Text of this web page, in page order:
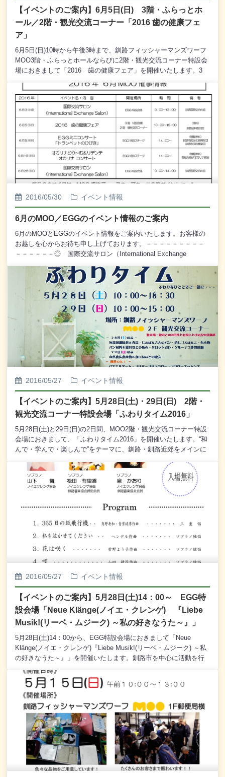
【イベントのご案内】6月5日(日) 3階・ふらっとホ
ール／2階・観光交流コーナー「2016 歯の健康フェ
ア」
6月5日(日)10時から午後3時まで、釧路フィッシャーマンズワーフ
MOO3階・ふらっとホールならびに2階・観光交流コーナー特設会
場におきまして「2016 歯の健康フェア」を開催いたします。3
導、フッ素塗布、歯科ドック、プラーク検診などの各コーナーを
設置し、全て無料でご利用いただくことができます。また、2階・
観光交流コーナー特設会場におきましては、「小学生の歯と口に
関する図画・ポスター展示」を行います。なお、12時40分からは
「パネルシアター」を、午後1時からは「ポスターコンクールの表
彰式」を行います。毎年6月4日から10日までは「歯と口の健康週
間」となっております。どうぞこの機会に「2016 歯の健康フェ
ア」をご利用くださいませ。皆様のご来場を心からお待ち申し上
げております。
2016/05/30 イベント情報
6月のMOO／EGGのイベント情報のご案内
6月のMOOとEGGのイベント情報をご案内いたします。お客様の
お越しを心からお待ち申し上げております。－－－－－－－－－
－－－－－－◎ 国際交流サロン（International Exchange
催：釧路国際交流の会◎ 2016 歯の健康フェア 6月5日(日)
10：00～15：00 [利用無料] 3階 特設会場／2階 観光交流
コーナー 特設会場 主催：釧路歯科医師会◎ EGGミニコン
サート「トランペットのひびき」 6月5日(日) 14：00～ [観
覧無料] EGG特設ステージ 主催：釧路市民文化振興財団／
釧路市民吹奏楽団◎ オカリナどり～む&リデンテ オカリナ コ
ンサート 6月19日(日) 14：00～ [観覧無料] EGG特設ス
テージ 主催：高松阿樹子オカリナ教室◎ 国際交流サロン
（International Exchange Salon） 6月26日(日) 9：00～14：
00 EGG特設会場 主催：釧路国際交流の会［毎月6の付く
2016/05/27 イベント情報
【イベントのご案内】5月28日(土)・29日(日) 2階・
観光交流コーナー特設会場「ふわりタイム2016」
5月28日(土)と29日(日)の2日間、MOO2階・観光交流コーナー特設
会場におきまして、「ふわりタイム2016」を開催いたします。“和
んで・学んで・楽しんで”をテーマに、釧路・釧路近郊をメインに
のイベントを開催いたします。初夏のひとときをふわりと楽しく
お過ごしになられてはいかがでしょう。皆様のお越しを心からお
待ち申し上げております。なお、5月28日と29日では開催時間と開
時間 【5月28日(土)】10：00～18：30 【5月29日(日)】10：00
～15：00○開催内容 ［両日開催］ パステルアート、プリザー
ジンチャーム、ネイルケア、カラーセラピー、 ラストーンセ
ラピー、オーラリーディング、パワージュエルセラピー、 サ
ードメディスン、アロマセラピー(ハンドトリートメント、クラフ
(土)のみ］ 無添加調味料＆食品、じみぱんさんのパン、消しゴ
い、グルーデコ作製体験 ［5月29日(日)のみ］ 自然農法農産
物＆加工品などの販売
2016/05/27 イベント情報
【イベントのご案内】5月28日(土)14：00～ EGG特
設会場「Neue Klänge(ノイエ・クレンゲ) 『Liebe
Musik!(リーベ・ムジーク) ～私の好きなうた～』」
5月28日(土)14：00から、EGG特設会場におきまして「Neue
Klänge(ノイエ・クレンゲ)『Liebe Musik!(リーベ・ムジーク) ～私
の好きなうた～』」を開催いたします。釧路市を中心に活動を行
ーである、山下 舞さん、松田有律香さん、泉 かおりさんの3人の
歌姫が織りなす、優雅で美しい声楽の響きをどうぞお楽しみくだ
さいませ。観覧は無料でございますので、どうぞ皆様、お誘い合
わせのうえ、お越しくださいませ。【出演】山下 舞 (ソプラノ)
松田 有律香 (ソプラノ)泉 かおり (ソプラノ)【プログラム】
１．365日の紙飛行機(角野 寿和・青葉 紘季作曲)・・・三重唱
２．私を泣かせてください(ヘンデル作曲)・・・ソプラノ独唱３．
花は咲く(菅野 よう子作曲)・・・ソプラノ独唱４．唄(山田 耕筰作
曲)・・・ソプラノ独唱５．口づけ(アルディーティ作曲)・・・ソ
プラノ独唱６．悲しくなったときは(中田 喜直作曲)・・・ソプラ